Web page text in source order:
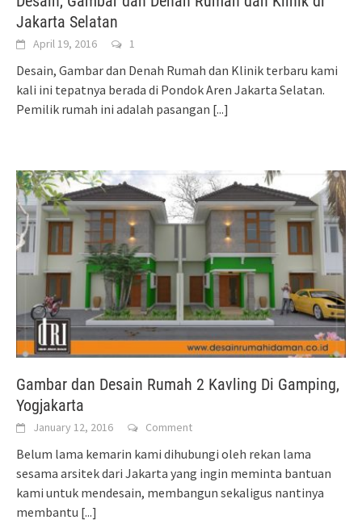
Jakarta Selatan
April 19, 2016 1
Desain, Gambar dan Denah Rumah dan Klinik terbaru kami
kali ini tepatnya berada di Pondok Aren Jakarta Selatan.
Pemilik rumah ini adalah pasangan [...]
Gambar dan Desain Rumah 2 Kavling Di Gamping,
Yogjakarta
January 12, 2016 Comment
Belum lama kemarin kami dihubungi oleh rekan lama
sesama arsitek dari Jakarta yang ingin meminta bantuan
kami untuk mendesain, membangun sekaligus nantinya
membantu [...]